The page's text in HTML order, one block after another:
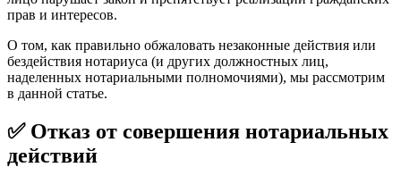
прав и интересов.
О том, как правильно обжаловать незаконные действия или
бездействия нотариуса (и других должностных лиц,
наделенных нотариальными полномочиями), мы рассмотрим
в данной статье.
✅ Отказ от совершения нотариальных
действий